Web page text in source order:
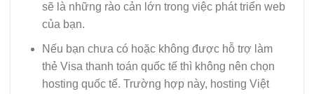
sẽ là những rào cản lớn trong việc phát triển web
của bạn.
Nếu bạn chưa có hoặc không được hỗ trợ làm
thẻ Visa thanh toán quốc tế thì không nên chọn
hosting quốc tế. Trường hợp này, hosting Việt